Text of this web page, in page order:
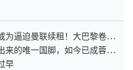
为逼迫曼联续租！大巴黎卷入
来的唯一国脚，如今已成蓉城
早